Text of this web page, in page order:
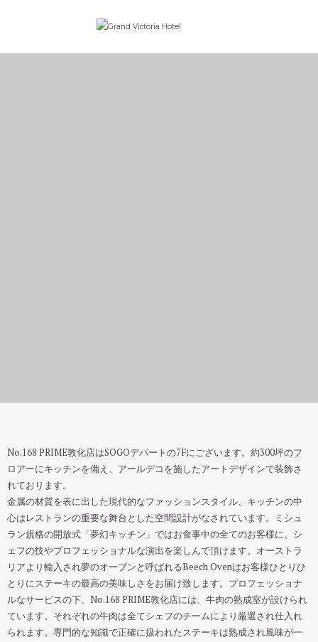
No.168 PRIME敦化店はSOGOデパートの7Fにございます。約300坪のフ
ロアーにキッチンを備え、アールデコを施したアートデザインで装飾さ
れております。
金属の材質を表に出した現代的なファッションスタイル、キッチンの中
心はレストランの重要な舞台とした空間設計がなされています。ミシュ
ラン規格の開放式「夢幻キッチン」ではお食事中の全てのお客様に、シ
ェフの技やプロフェッショナルな演出を楽しんで頂けます。オーストラ
リアより輸入され夢のオーブンと呼ばれるBeech Ovenはお客様ひとりひ
とりにステーキの最高の美味しさをお届け致します。プロフェッショナ
ルなサービスの下、No.168 PRIME敦化店には、牛肉の熟成室が設けられ
ています。それぞれの牛肉は全てシェフのチームにより厳選され仕入れ
られます。専門的な知識で正確に扱われたステーキは熟成され風味が一